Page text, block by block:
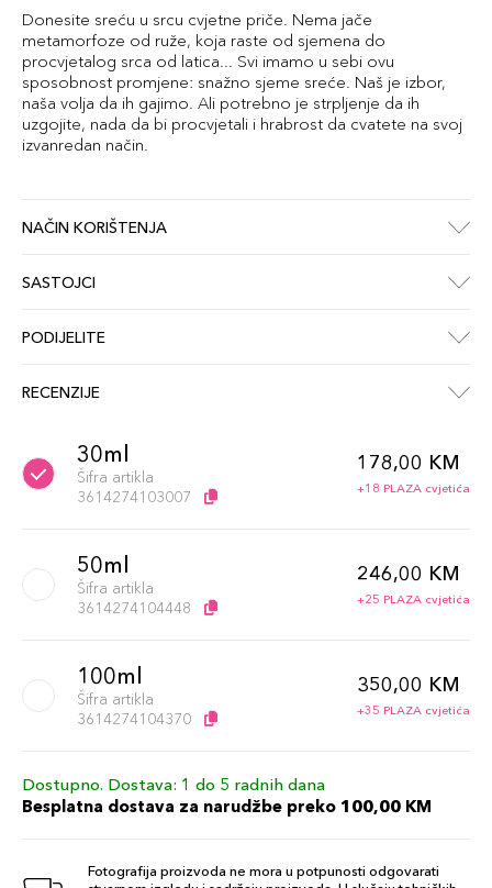
Donesite sreću u srcu cvjetne priče. Nema jače
metamorfoze od ruže, koja raste od sjemena do
procvjetalog srca od latica... Svi imamo u sebi ovu
sposobnost promjene: snažno sjeme sreće. Naš je izbor,
naša volja da ih gajimo. Ali potrebno je strpljenje da ih
uzgojite, nada da bi procvjetali i hrabrost da cvatete na svoj
izvanredan način.
NAČIN KORIŠTENJA
SASTOJCI
PODIJELITE
RECENZIJE
30ml
Šifra artikla
3614274103007
178,00 KM
+18 PLAZA cvjetića
50ml
Šifra artikla
3614274104448
246,00 KM
+25 PLAZA cvjetića
100ml
Šifra artikla
3614274104370
350,00 KM
+35 PLAZA cvjetića
Dostupno. Dostava: 1 do 5 radnih dana
Besplatna dostava za narudžbe preko 100,00 KM
Fotografija proizvoda ne mora u potpunosti odgovarati